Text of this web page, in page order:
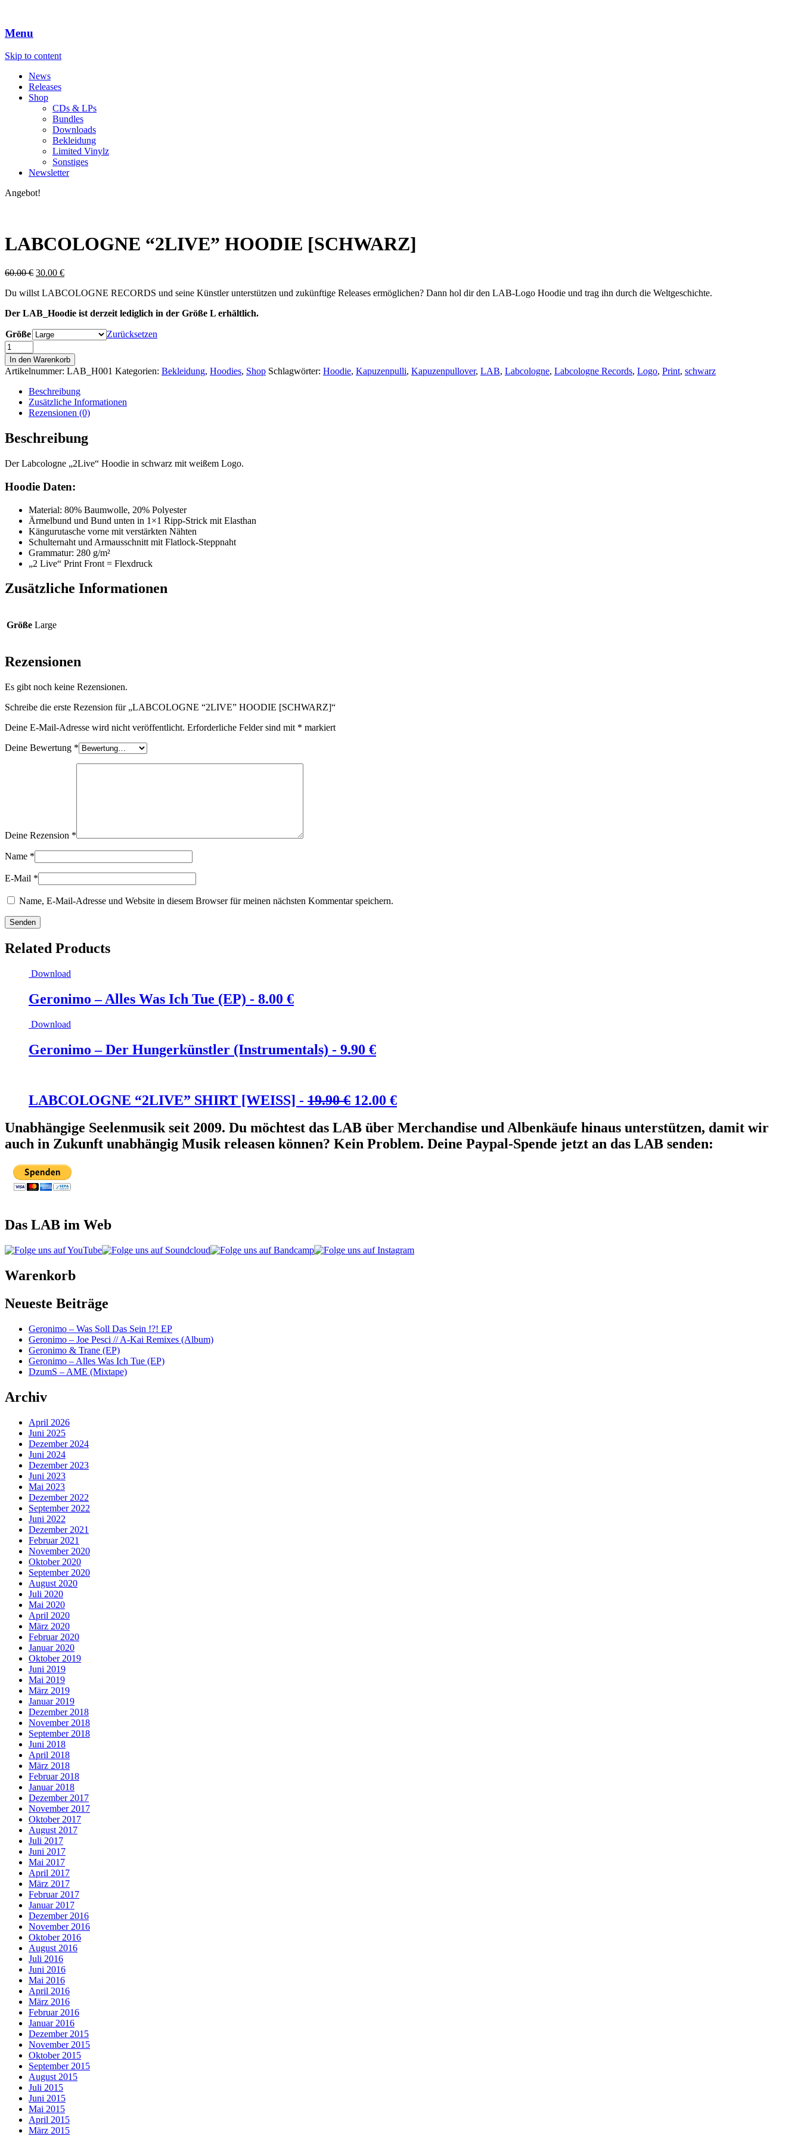
Menu
Skip to content
News
Releases
Shop
CDs & LPs
Bundles
Downloads
Bekleidung
Limited Vinylz
Sonstiges
Newsletter
Angebot!
LABCOLOGNE “2LIVE” HOODIE [SCHWARZ]
60.00€ Ursprünglicher
war:
30.00 €Aktueller
ist:
Du willst LABCOLOGNE RECORDS und seine Künstler unterstützen und zukünftige Releases ermöglichen? Dann hol dir den LAB-Logo Hoodie und trag ihn durch die Weltgeschichte.
Der LAB_Hoodie ist derzeit lediglich in der Größe L erhältlich.
Größe Zurücksetzen
In den Warenkorb
Artikelnummer: LAB_H001 Kategorien: Bekleidung, Hoodies, Shop Schlagwörter: Hoodie, Kapuzenpulli, Kapuzenpullover, LAB, Labcologne, Labcologne Records, Logo, Print, schwarz
Beschreibung
Zusätzliche Informationen
Rezensionen (0)
Beschreibung
Der Labcologne „2Live“ Hoodie in schwarz mit weißem Logo.
Hoodie Daten:
Material: 80% Baumwolle, 20% Polyester
Ärmelbund und Bund unten in 1×1 Ripp-Strick mit Elasthan
Kängurutasche vorne mit verstärkten Nähten
Schulternaht und Armausschnitt mit Flatlock-Steppnaht
Grammatur: 280 g/m²
„2 Live“ Print Front = Flexdruck
Zusätzliche Informationen
Größe Large
Rezensionen
Es gibt noch keine Rezensionen.
Schreibe die erste Rezension für „LABCOLOGNE “2LIVE” HOODIE [SCHWARZ]“
Deine E-Mail-Adresse wird nicht veröffentlicht. Erforderliche Felder sind mit * markiert
Deine Bewertung *
Deine Rezension *
Name *
E-Mail *
Name, E-Mail-Adresse und Website in diesem Browser für meinen nächsten Kommentar speichern.
Related Products
Download
Geronimo – Alles Was Ich Tue (EP) - 8.00 €
Download
Geronimo – Der Hungerkünstler (Instrumentals) - 9.90 €
LABCOLOGNE “2LIVE” SHIRT [WEISS] - 19.90€ Ursprünglicher
war:
19.90 €
12.00 €Aktueller
ist:
12.00 €.
Unabhängige Seelenmusik seit 2009. Du möchtest das LAB über Merchandise und Albenkäufe hinaus unterstützen, damit wir
auch in Zukunft unabhängig Musik releasen können? Kein Problem. Deine Paypal-Spende jetzt an das LAB senden:
Das LAB im Web
Warenkorb
Neueste Beiträge
Geronimo – Was Soll Das Sein !?! EP
Geronimo – Joe Pesci // A-Kai Remixes (Album)
Geronimo & Trane (EP)
Geronimo – Alles Was Ich Tue (EP)
DzumS – AME (Mixtape)
Archiv
April 2026
Juni 2025
Dezember 2024
Juni 2024
Dezember 2023
Juni 2023
Mai 2023
Dezember 2022
September 2022
Juni 2022
Dezember 2021
Februar 2021
November 2020
Oktober 2020
September 2020
August 2020
Juli 2020
Mai 2020
April 2020
März 2020
Februar 2020
Januar 2020
Oktober 2019
Juni 2019
Mai 2019
März 2019
Januar 2019
Dezember 2018
November 2018
September 2018
Juni 2018
April 2018
März 2018
Februar 2018
Januar 2018
Dezember 2017
November 2017
Oktober 2017
August 2017
Juli 2017
Juni 2017
Mai 2017
April 2017
März 2017
Februar 2017
Januar 2017
Dezember 2016
November 2016
Oktober 2016
August 2016
Juli 2016
Juni 2016
Mai 2016
April 2016
März 2016
Februar 2016
Januar 2016
Dezember 2015
November 2015
Oktober 2015
September 2015
August 2015
Juli 2015
Juni 2015
Mai 2015
April 2015
März 2015